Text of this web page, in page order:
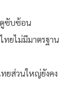
ดูซับซ้อน
ทยไม่มีมาตรฐาน
ยส่วนใหญ่ยังคง